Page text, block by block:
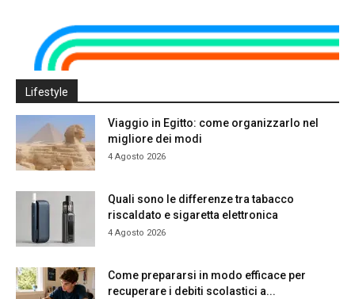
Lifestyle
Viaggio in Egitto: come organizzarlo nel
migliore dei modi
4 Agosto 2026
Quali sono le differenze tra tabacco
riscaldato e sigaretta elettronica
4 Agosto 2026
Come prepararsi in modo efficace per
recuperare i debiti scolastici a...